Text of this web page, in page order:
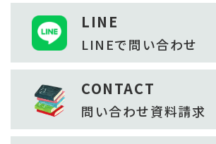
LINE
LINEで問い合わせ
CONTACT
問い合わせ資料請求